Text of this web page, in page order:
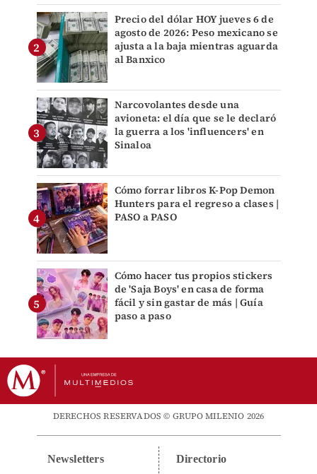
Precio del dólar HOY jueves 6 de
agosto de 2026: Peso mexicano se
ajusta a la baja mientras aguarda
al Banxico
Narcovolantes desde una
avioneta: el día que se le declaró
la guerra a los 'influencers' en
Sinaloa
Cómo forrar libros K-Pop Demon
Hunters para el regreso a clases |
PASO a PASO
Cómo hacer tus propios stickers
de 'Saja Boys' en casa de forma
fácil y sin gastar de más | Guía
paso a paso
DERECHOS RESERVADOS © GRUPO MILENIO 2026
Newsletters Directorio